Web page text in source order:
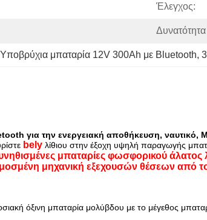
Έλεγχος:
Υποβρύχια μπαταρία 12V 300Ah με Bluetooth,
για την ενεργειακή αποθήκευση, ναυτικό,
bely λίθιου στην έξοχη υψηλή παραγωγής
μπαταρίες φωσφορικού άλατος
μηχανική εξεχουσών θέσεων από
όξινη μπαταρία μολύβδου με το μέγεθος